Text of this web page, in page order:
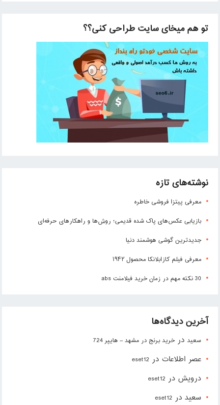
تو هم میخای سایت طراحی کنی؟؟
نوشته‌های تازه
معرفی پیتزا فروشی خاطره
بازیابی عکس‌های پاک شده قدیمی؛ روش‌ها و راهکارهای حرفه‌ای
جدیدترین گوشی هوشمند دنیا
معرفی فیلم کازابلانکا محصول ۱۹۴۲
30 نکته مهم در زمان خرید فیلامنت abs
آخرین دیدگاه‌ها
سعید درخرید برنج در مشهد – هایپر 724
عصر اطلاعات در eset12
درویش در eset12
سعید در eset12